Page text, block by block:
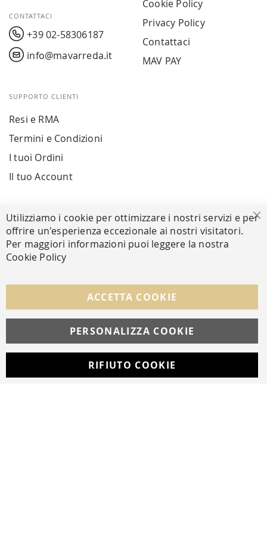
CONTATTACI
+39 02-58306187
info@mavarreda.it
Cookie Policy
Privacy Policy
Contattaci
MAV PAY
SUPPORTO CLIENTI
Resi e RMA
Termini e Condizioni
I tuoi Ordini
Il tuo Account
Facebook Instagram Whatsapp
© Copyright MAV Arreda s.r.l. | P.IVA IT05919160969
Via Galileo Galilei, 14 | Milano
Utilizziamo i cookie per ottimizzare i nostri servizi e per
offrire un'esperienza eccezionale ai nostri visitatori.
Per maggiori informazioni puoi leggere la nostra
Cookie Policy
ACCETTA COOKIE
PERSONALIZZA COOKIE
RIFIUTO COOKIE